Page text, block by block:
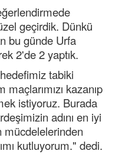
geçirdik. Dünkü
bu günde Urfa
2'de 2 yaptık.
tabiki
kazanıp
istiyoruz. Burada
adını en iyi
mücdelelerinden
kutluyorum." dedi.